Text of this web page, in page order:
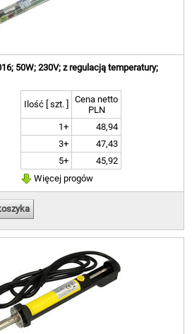
50W; 230V; z regulacją temperatury;
Ilość [ szt. ]
Cena netto
PLN
1+
48,94
3+
47,43
5+
45,92
Więcej progów